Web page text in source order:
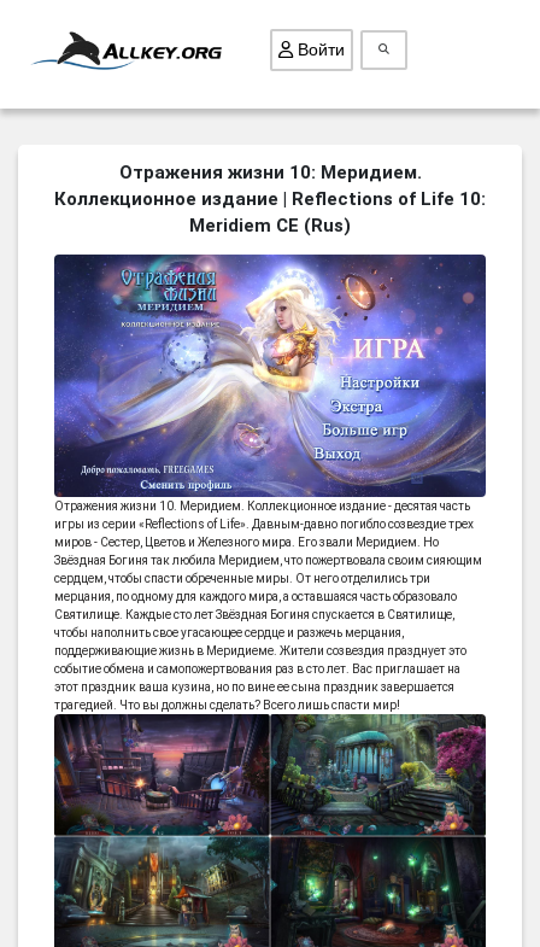
ВСЕ ИГРЫ
ПОИСК ПРЕДМЕТОВ
БИЗНЕС
ТРИ-В-РЯД
СТРАТЕГИИ
СТРЕЛЯЛКИ
КВЕСТ
КАК СКАЧАТЬ
НОВОСТИ
Войти
Отражения жизни 10: Меридием.
Коллекционное издание | Reflections of Life 10:
Meridiem CE (Rus)
Отражения жизни 10. Меридием. Коллекционное издание - десятая часть
игры из серии «Reflections of Life». Давным-давно погибло созвездие трех
миров - Сестер, Цветов и Железного мира. Его звали Меридием. Но
Звёздная Богиня так любила Меридием, что пожертвовала своим сияющим
сердцем, чтобы спасти обреченные миры. От него отделились три
мерцания, по одному для каждого мира, а оставшаяся часть образовало
Святилище. Каждые сто лет Звёздная Богиня спускается в Святилище,
чтобы наполнить свое угасающее сердце и разжечь мерцания,
поддерживающие жизнь в Меридиеме. Жители созвездия празднует это
событие обмена и самопожертвования раз в сто лет. Вас приглашает на
этот праздник ваша кузина, но по вине ее сына праздник завершается
трагедией. Что вы должны сделать? Всего лишь спасти мир!